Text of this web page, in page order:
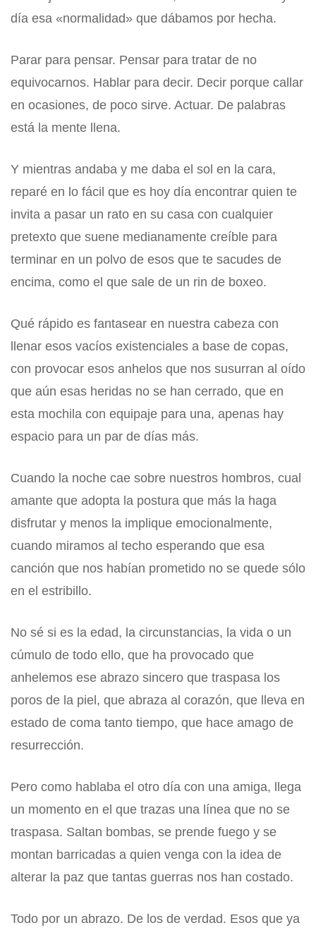
día esa «normalidad» que dábamos por hecha.
Parar para pensar. Pensar para tratar de no
equivocarnos. Hablar para decir. Decir porque callar
en ocasiones, de poco sirve. Actuar. De palabras
está la mente llena.
Y mientras andaba y me daba el sol en la cara,
reparé en lo fácil que es hoy día encontrar quien te
invita a pasar un rato en su casa con cualquier
pretexto que suene medianamente creíble para
terminar en un polvo de esos que te sacudes de
encima, como el que sale de un rin de boxeo.
Qué rápido es fantasear en nuestra cabeza con
llenar esos vacíos existenciales a base de copas,
con provocar esos anhelos que nos susurran al oído
que aún esas heridas no se han cerrado, que en
esta mochila con equipaje para una, apenas hay
espacio para un par de días más.
Cuando la noche cae sobre nuestros hombros, cual
amante que adopta la postura que más la haga
disfrutar y menos la implique emocionalmente,
cuando miramos al techo esperando que esa
canción que nos habían prometido no se quede sólo
en el estribillo.
No sé si es la edad, la circunstancias, la vida o un
cúmulo de todo ello, que ha provocado que
anhelemos ese abrazo sincero que traspasa los
poros de la piel, que abraza al corazón, que lleva en
estado de coma tanto tiempo, que hace amago de
resurrección.
Pero como hablaba el otro día con una amiga, llega
un momento en el que trazas una línea que no se
traspasa. Saltan bombas, se prende fuego y se
montan barricadas a quien venga con la idea de
alterar la paz que tantas guerras nos han costado.
Todo por un abrazo. De los de verdad. Esos que ya